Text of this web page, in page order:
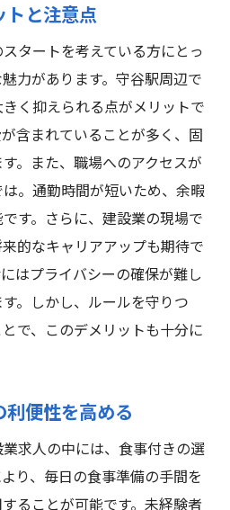
トと注意点
タートを考えている方にとっ
力があります。守谷駅周辺で
く抑えられる点がメリットで
含まれていることが多く、固
。また、職場へのアクセスが
。通勤時間が短いため、余暇
す。さらに、建設業の現場で
的なキャリアアップも期待で
はプライバシーの確保が難し
。しかし、ルールを守りつ
で、このデメリットも十分に
便性を高める
求人の中には、食事付きの選
り、毎日の食事準備の手間を